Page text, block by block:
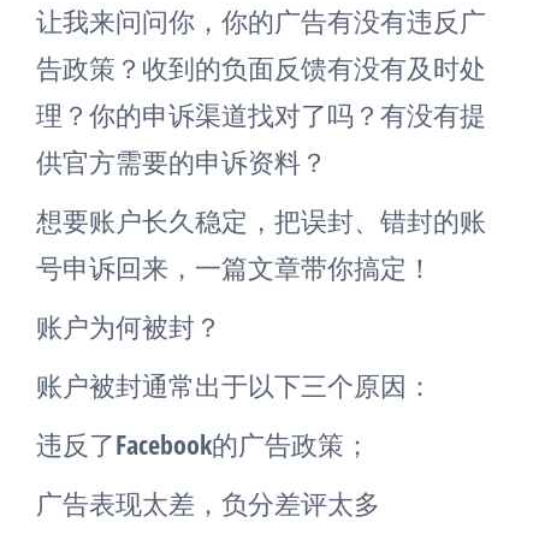
让我来问问你，你的广告有没有违反广
告政策？收到的负面反馈有没有及时处
理？你的申诉渠道找对了吗？有没有提
供官方需要的申诉资料？
想要账户长久稳定，把误封、错封的账
号申诉回来，一篇文章带你搞定！
账户为何被封？
账户被封通常出于以下三个原因：
违反了Facebook的广告政策；
广告表现太差，负分差评太多